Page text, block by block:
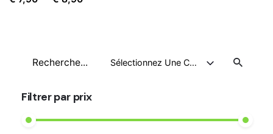
Recherche
Sélectionnez Une Catégorie
Filtrer par prix